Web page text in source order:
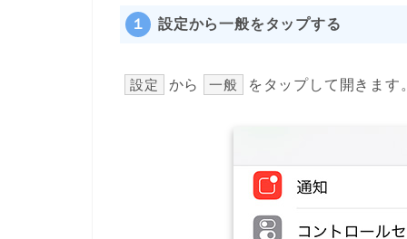
１ 設定から一般をタップする
設定 から 一般 をタップして開きます